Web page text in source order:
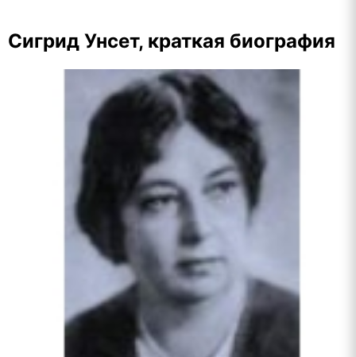
Сигрид Унсет, краткая биография